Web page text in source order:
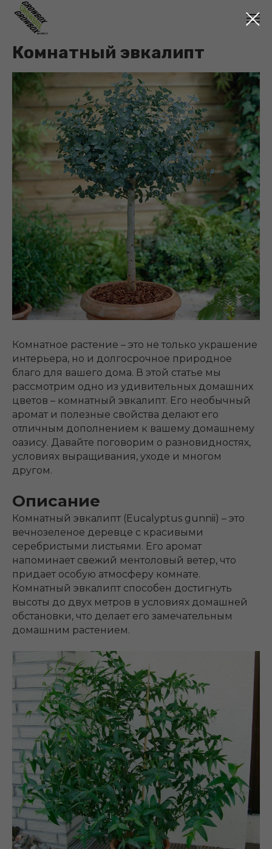
Комнатный эвкалипт
Комнатное растение – это не только украшение
интерьера, но и долгосрочное природное
благо для вашего дома. В этой статье мы
рассмотрим одно из удивительных домашних
цветов – комнатный эвкалипт. Его необычный
аромат и полезные свойства делают его
отличным дополнением к вашему домашнему
оазису. Давайте поговорим о разновидностях,
условиях выращивания, уходе и многом
другом.
Описание
Комнатный эвкалипт (Eucalyptus gunnii) – это
вечнозеленое деревце с красивыми
серебристыми листьями. Его аромат
напоминает свежий ментоловый ветер, что
придает особую атмосферу комнате.
Комнатный эвкалипт способен достигнуть
высоты до двух метров в условиях домашней
обстановки, что делает его замечательным
домашним растением.